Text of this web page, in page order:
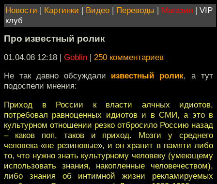
Новости | Картинки | Видео | Переводы | Магазин | VIP
клуб
Про известный ролик
01.04.08 12:18 | Goblin | 250 комментариев
Не так давно обсуждали известный ролик, а тут
подоспели мнения:
Приход в России к власти алчных идиотов,
потребовал равноценных идиотов и в СМИ, а это в
культурном отношении резко отбросило Россию назад
– каков поп, таков и приход. Мозги у среднего
человека «не резиновые», и он хранит в памяти либо
то, что нужно знать культурному человеку (умеющему
использовать знания, накопленные человечеством),
либо знания об интимной жизни рекламируемых